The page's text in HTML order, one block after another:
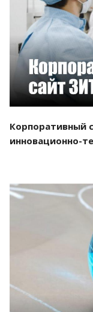
Корпоративный
инновационно-